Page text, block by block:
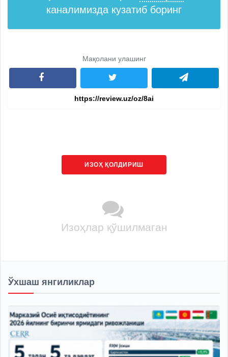
каналимизда кузатиб боринг
Мақолани улашинг
ИЗОҲ ҚОЛДИРИШ
Изоҳлар қўшилмаган
Ўхшаш янгиликлар